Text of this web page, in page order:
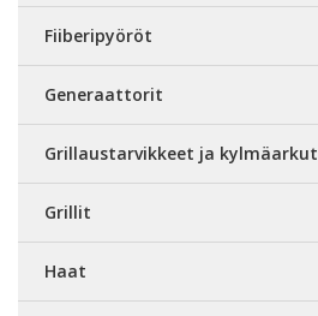
Fiiberipyöröt
Generaattorit
Grillaustarvikkeet ja kylmäarkut
Grillit
Haat